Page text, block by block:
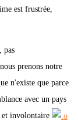
est frustrée,
pas
prenons notre
n'existe que parce
avec un pays
et involontaire